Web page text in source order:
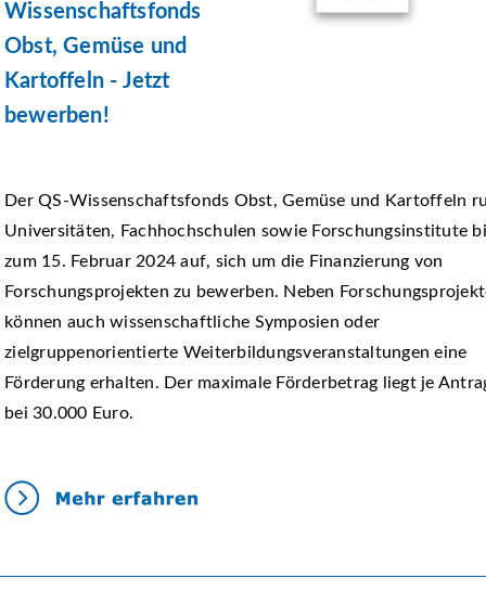
Wissenschaftsfonds
Obst, Gemüse und
Kartoffeln - Jetzt
bewerben!
Der QS-Wissenschaftsfonds Obst, Gemüse und Kartoffeln
Universitäten, Fachhochschulen sowie Forschungsinstitute
zum 15. Februar 2024 auf, sich um die Finanzierung von
Forschungsprojekten zu bewerben. Neben
können auch wissenschaftliche Symposien oder
zielgruppenorientierte Weiterbildungsveranstaltungen eine
Förderung erhalten. Der maximale Förderbetrag liegt je
bei 30.000 Euro.